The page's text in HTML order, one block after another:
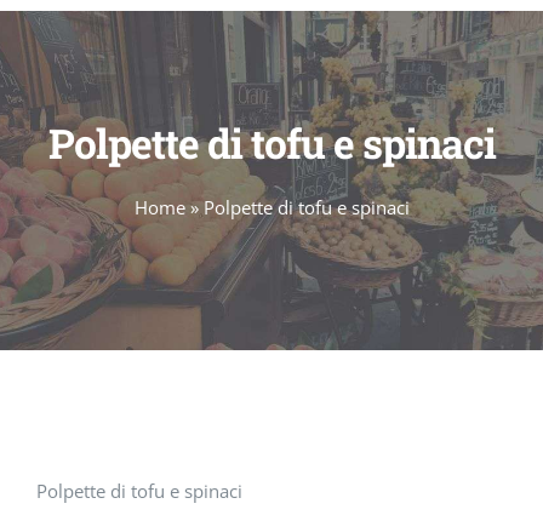
Polpette di tofu e spinaci
Home» Polpette di tofu e spinaci
Polpette di tofu e spinaci